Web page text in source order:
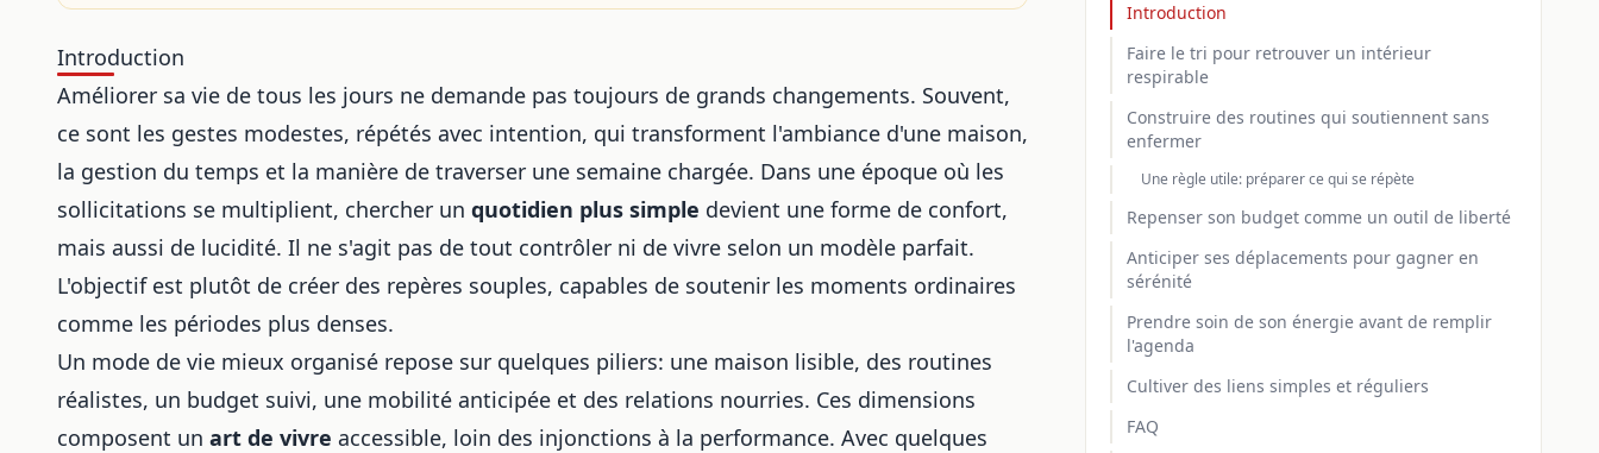
Introduction
Améliorer sa vie de tous les jours ne demande pas toujours de grands changements. Souvent,
ce sont les gestes modestes, répétés avec intention, qui transforment l'ambiance d'une maison,
la gestion du temps et la manière de traverser une semaine chargée. Dans une époque où les
sollicitations se multiplient, chercher un quotidien plus simple devient une forme de confort,
mais aussi de lucidité. Il ne s'agit pas de tout contrôler ni de vivre selon un modèle parfait.
L'objectif est plutôt de créer des repères souples, capables de soutenir les moments ordinaires
comme les périodes plus denses.
Un mode de vie mieux organisé repose sur quelques piliers: une maison lisible, des routines
réalistes, un budget suivi, une mobilité anticipée et des relations nourries. Ces dimensions
composent un art de vivre accessible, loin des injonctions à la performance. Avec quelques
Introduction
Faire le tri pour retrouver un intérieur
respirable
Construire des routines qui soutiennent sans
enfermer
Une règle utile: préparer ce qui se répète
Repenser son budget comme un outil de liberté
Anticiper ses déplacements pour gagner en
sérénité
Prendre soin de son énergie avant de remplir
l'agenda
Cultiver des liens simples et réguliers
FAQ